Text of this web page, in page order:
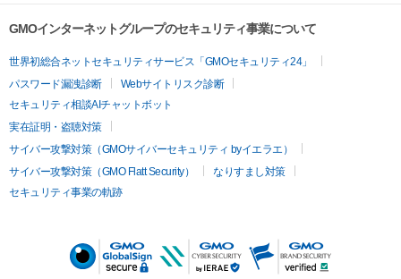
GMOインターネットグループのセキュリティ事業について
世界初総合ネットセキュリティサービス「GMOセキュリティ24」
パスワード漏洩診断
Webサイトリスク診断
セキュリティ相談AIチャットボット
実在証明・盗聴対策
サイバー攻撃対策（GMOサイバーセキュリティ byイエラエ）
サイバー攻撃対策（GMO Flatt Security）
なりすまし対策
セキュリティ事業の軌跡